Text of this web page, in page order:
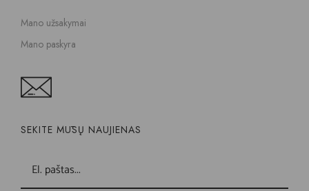
Mano užsakymai
Mano paskyra
SEKITE MŪSŲ NAUJIENAS